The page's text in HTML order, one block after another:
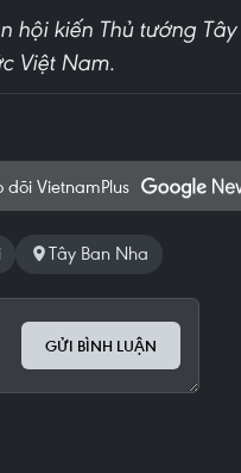
kiến Thủ tướng Tây
Việt Nam.
dõi VietnamPlus
Tây Ban Nha
GỬI BÌNH LUẬN